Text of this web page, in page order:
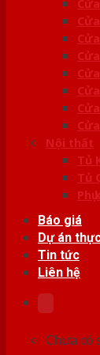
Nội thất
Tủ
Tủ
Báo giá
Dự án
Tin tức
Liên hệ
Chưa có